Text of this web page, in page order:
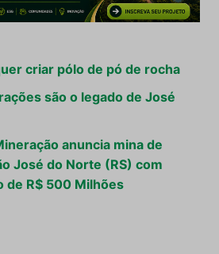
criar pólo de pó de rocha
são o legado de José
anuncia mina de
José do Norte (RS) com
de R$ 500 Milhões